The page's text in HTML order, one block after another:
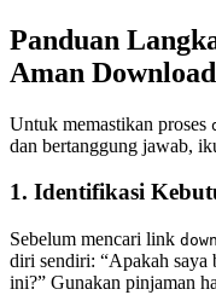
Panduan
Aman
Untuk memastikan proses
dan bertanggung jawab,
1. Identifikasi
Sebelum mencari link
diri sendiri: “Apakah saya
ini?” Gunakan pinjaman